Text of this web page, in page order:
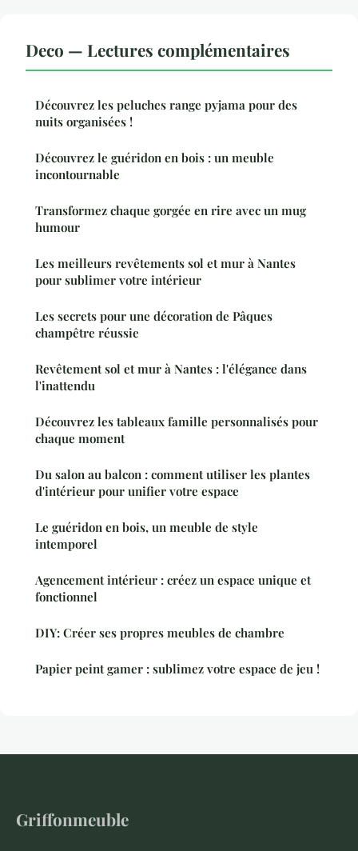
Deco — Lectures complémentaires
Découvrez les peluches range pyjama pour des
nuits organisées !
Découvrez le guéridon en bois : un meuble
incontournable
Transformez chaque gorgée en rire avec un mug
humour
Les meilleurs revêtements sol et mur à Nantes
pour sublimer votre intérieur
Les secrets pour une décoration de Pâques
champêtre réussie
Revêtement sol et mur à Nantes : l'élégance dans
l'inattendu
Découvrez les tableaux famille personnalisés pour
chaque moment
Du salon au balcon : comment utiliser les plantes
d'intérieur pour unifier votre espace
Le guéridon en bois, un meuble de style
intemporel
Agencement intérieur : créez un espace unique et
fonctionnel
DIY: Créer ses propres meubles de chambre
Papier peint gamer : sublimez votre espace de jeu !
Griffonmeuble